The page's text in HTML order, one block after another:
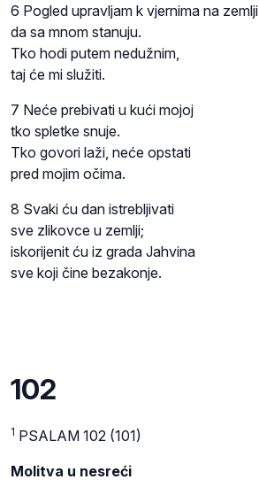
6 Pogled upravljam k vjernima na zemlji
da sa mnom stanuju.
Tko hodi putem nedužnim,
taj će mi služiti.
7 Neće prebivati u kući mojoj
tko spletke snuje.
Tko govori laži, neće opstati
pred mojim očima.
8 Svaki ću dan istrebljivati
sve zlikovce u zemlji;
iskorijenit ću iz grada Jahvina
sve koji čine bezakonje.
102
1 PSALAM 102 (101)
Molitva u nesreći